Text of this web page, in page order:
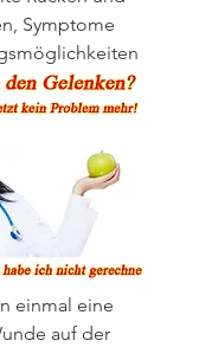
Symptome
einmal eine
auf der